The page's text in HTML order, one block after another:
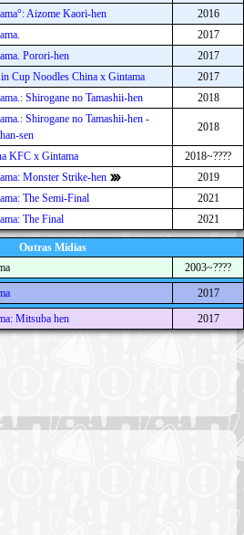
Aizome Kaori-hen
2016
2017
Porori-hen
2017
Cup Noodles China x Gintama 2017
Shirogane no Tamashii-hen 2018
Shirogane no Tamashii-hen -
sen
2018
KFC x Gintama
2018~????
Monster Strike-hen
2019
The Semi-Final
2021
The Final 2021
Outras Mídias
2003~????
2017
Mitsuba hen 2017